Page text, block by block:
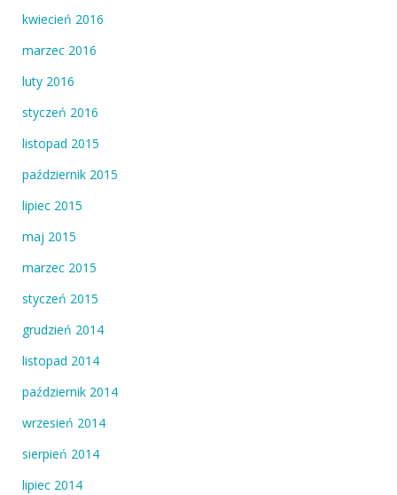
kwiecień 2016
marzec 2016
luty 2016
styczeń 2016
listopad 2015
październik 2015
lipiec 2015
maj 2015
marzec 2015
styczeń 2015
grudzień 2014
listopad 2014
październik 2014
wrzesień 2014
sierpień 2014
lipiec 2014